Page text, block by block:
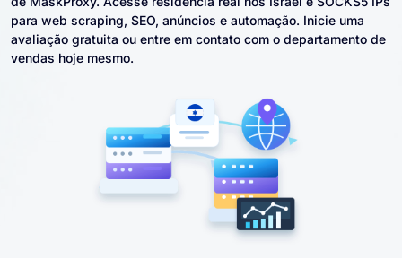
para web scraping, SEO, anúncios e automação. Inicie uma
avaliação gratuita ou entre em contato com o departamento de
vendas hoje mesmo.